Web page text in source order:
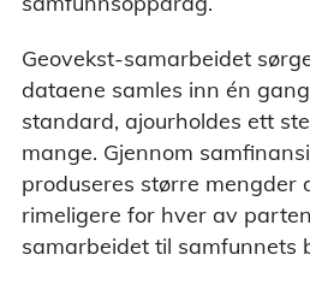
Geovekst-samarbeidet
dataene samles inn én
standard, ajourholdes ett
mange. Gjennom
produseres større mengder
rimeligere for hver av
samarbeidet til samfunnets